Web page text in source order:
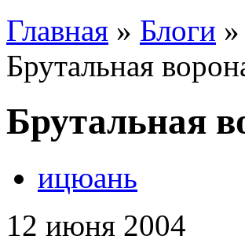
Главная » Блоги »
Брутальная
Брутальная
ицюань
12 июня 2004